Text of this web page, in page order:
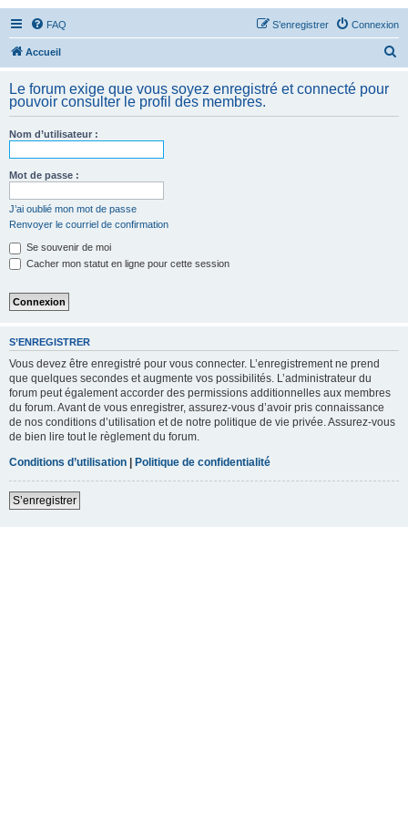
FAQ Connexion
S’enregistrer
Accueil
h
Le forum exige que vous soyez enregistré et connecté pour
pouvoir consulter le profil des membres.
Nom d’utilisateur :
Mot de passe :
J’ai oublié mon mot de passe
Renvoyer le courriel de confirmation
Se souvenir de moi
Cacher mon statut en ligne pour cette session
S’ENREGISTRER
Vous devez être enregistré pour vous connecter. L’enregistrement ne prend
que quelques secondes et augmente vos possibilités. L’administrateur du
forum peut également accorder des permissions additionnelles aux membres
du forum. Avant de vous enregistrer, assurez-vous d’avoir pris connaissance
de nos conditions d’utilisation et de notre politique de vie privée. Assurez-vous
de bien lire tout le règlement du forum.
Conditions d’utilisation | Politique de confidentialité
S’enregistrer